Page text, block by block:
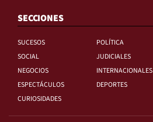
SECCIONES
SUCESOS
POLÍTICA
SOCIAL
JUDICIALES
NEGOCIOS
INTERNACIONALES
ESPECTÁCULOS
DEPORTES
CURIOSIDADES